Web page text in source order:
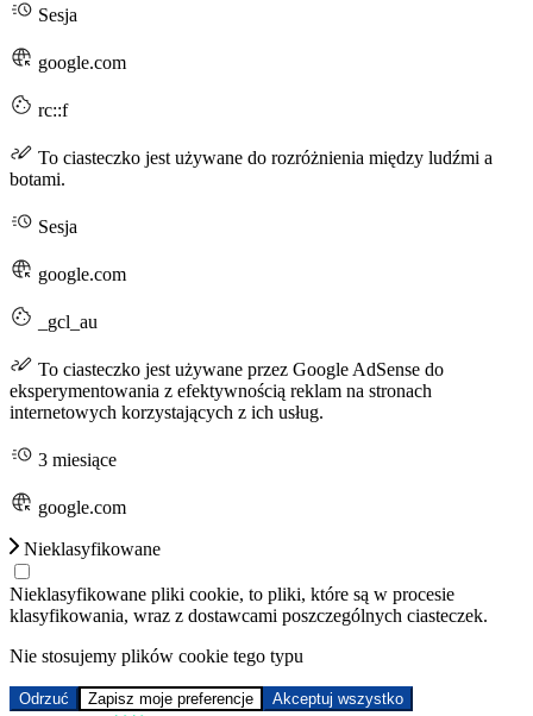
Sesja
google.com
rc::f
To ciasteczko jest używane do rozróżnienia między ludźmi a
botami.
Sesja
google.com
_gcl_au
To ciasteczko jest używane przez Google AdSense do
eksperymentowania z efektywnością reklam na stronach
internetowych korzystających z ich usług.
3 miesiące
google.com
Nieklasyfikowane
Nieklasyfikowane pliki cookie, to pliki, które są w procesie
klasyfikowania, wraz z dostawcami poszczególnych ciasteczek.
Nie stosujemy plików cookie tego typu
Odrzuć Zapisz moje preferencje Akceptuj wszystko